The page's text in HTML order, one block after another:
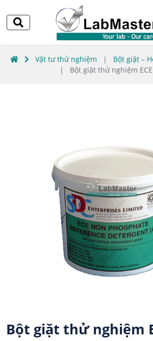
Vật tư thử nghiệm |
Bột giặt –
|
Bột giặt thử nghiệm
Bột giặt thử nghiệm